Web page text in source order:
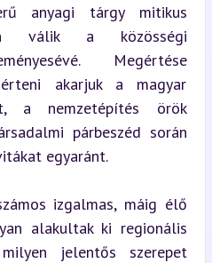
anyagi tárgy mitikus
válik a közösségi
Megértése
akarjuk a magyar
a nemzetépítés örök
párbeszéd során
egyaránt.
izgalmas, máig élő
alakultak ki regionális
jelentős szerepet